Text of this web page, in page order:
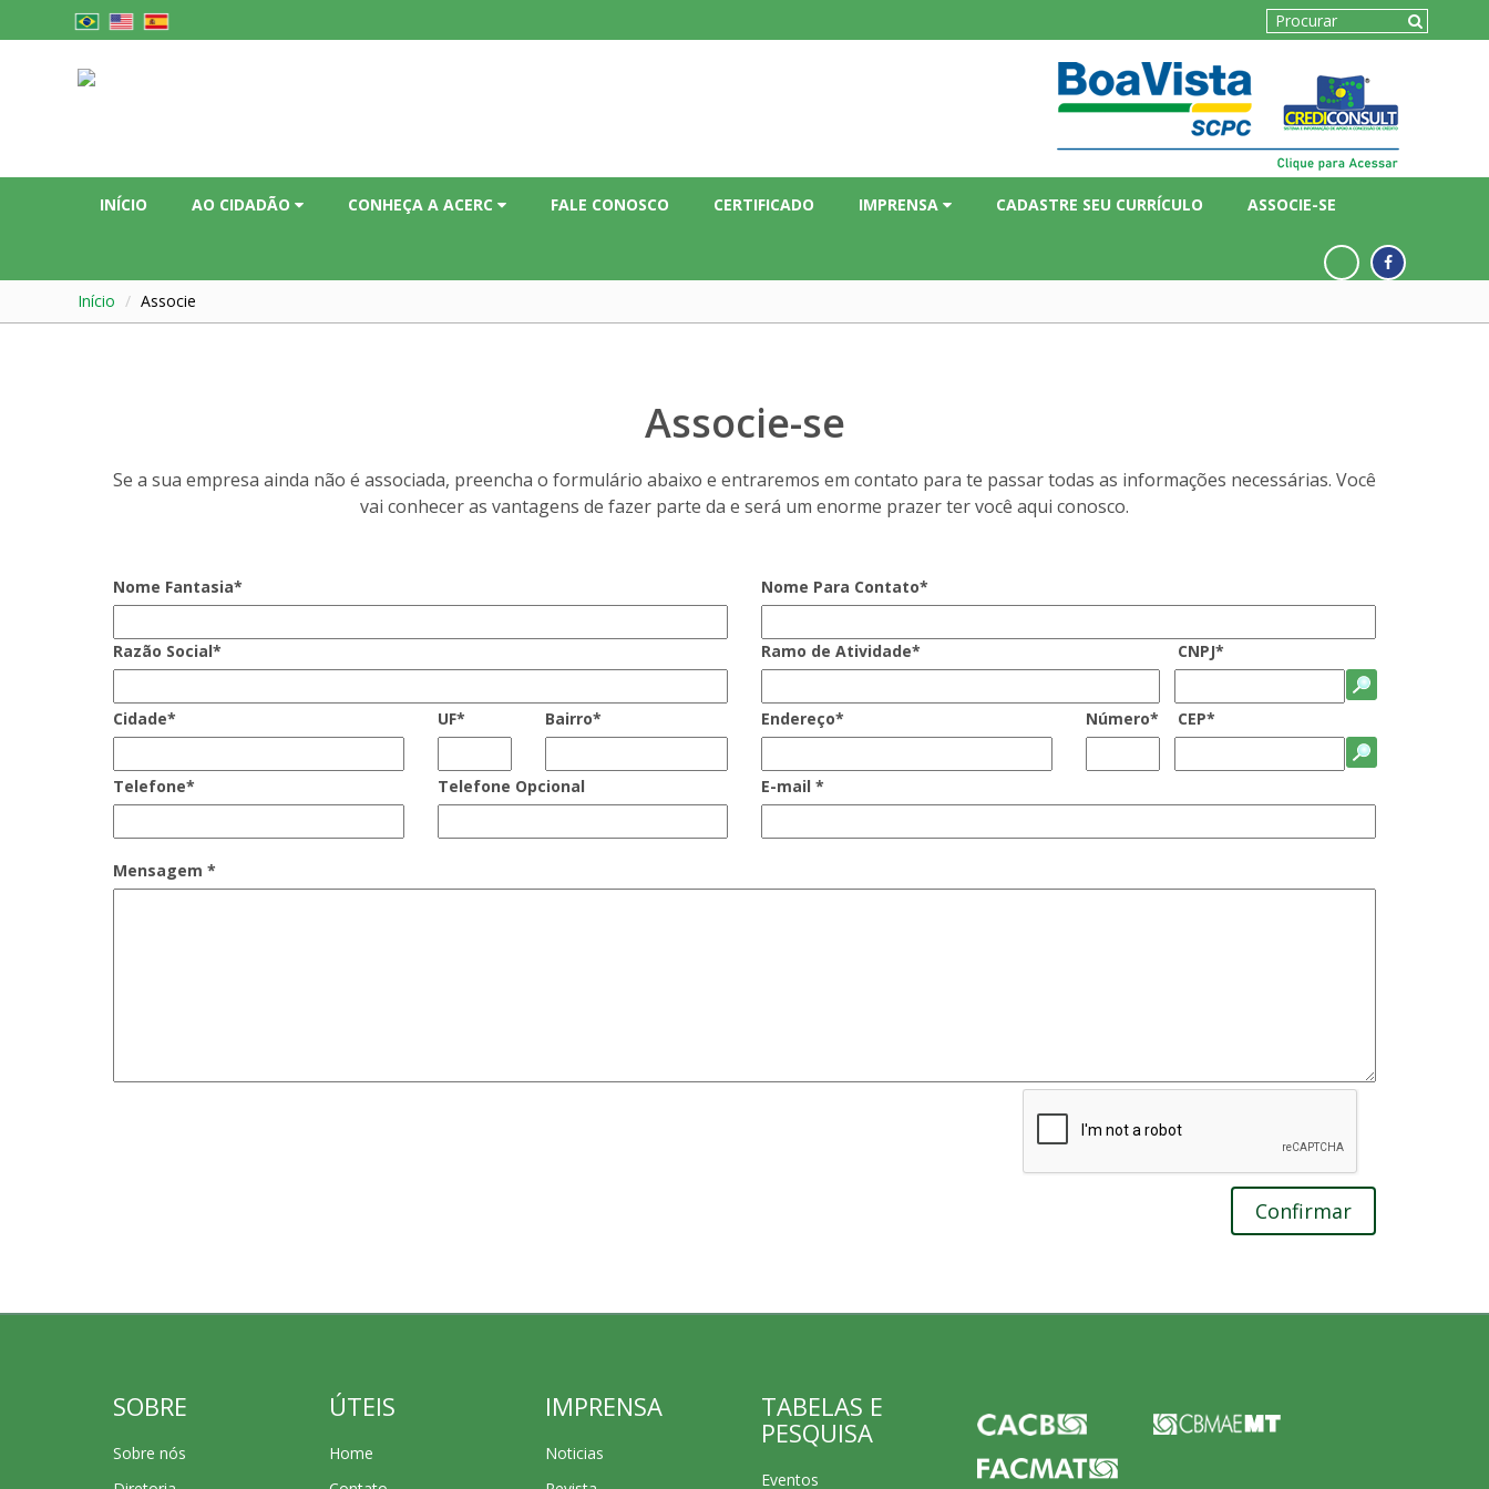
INÍCIO AO CIDADÃO CONHEÇA A ACERC FALE CONOSCO CERTIFICADO IMPRENSA CADASTRE SEU CURRÍCULO ASSOCIE-SE
Início Associe
Associe-se
Se a sua empresa ainda não é associada, preencha o formulário abaixo e entraremos em contato para te passar todas as informações necessárias. Você
vai conhecer as vantagens de fazer parte da e será um enorme prazer ter você aqui conosco.
Nome Fantasia* Nome Para Contato*
Razão Social* Ramo de Atividade* CNPJ*
Cidade* UF* Bairro* Endereço* Número* CEP*
Telefone* Telefone Opcional E-mail *
Mensagem *
Confirmar
SOBRE
Sobre nós
ÚTEIS
Home
IMPRENSA
Noticias
TABELAS E
PESQUISA
Eventos